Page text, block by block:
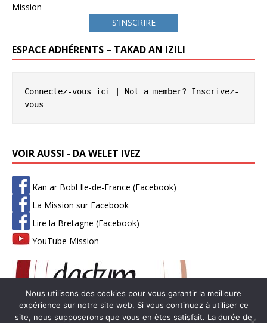
Mission
S'INSCRIRE
ESPACE ADHÉRENTS – TAKAD AN IZILI
Connectez-vous ici | Not a member? Inscrivez-
vous
VOIR AUSSI - DA WELET IVEZ
Kan ar Bobl Ile-de-France (Facebook)
La Mission sur Facebook
Lire la Bretagne (Facebook)
YouTube Mission
Nous utilisons des cookies pour vous garantir la meilleure
expérience sur notre site web. Si vous continuez à utiliser ce
site, nous supposerons que vous en êtes satisfait. La durée de